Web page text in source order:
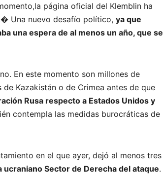
página oficial del Klemblin ha
Una nuevo desafío político, ya que
una espera de al menos un año, que se
En este momento son millones de
Kazakistán o de Crimea antes de que
Rusa respecto a Estados Unidos y
contempla las medidas burocráticas de
en el que ayer, dejó al menos tres
ucraniano Sector de Derecha del ataque.